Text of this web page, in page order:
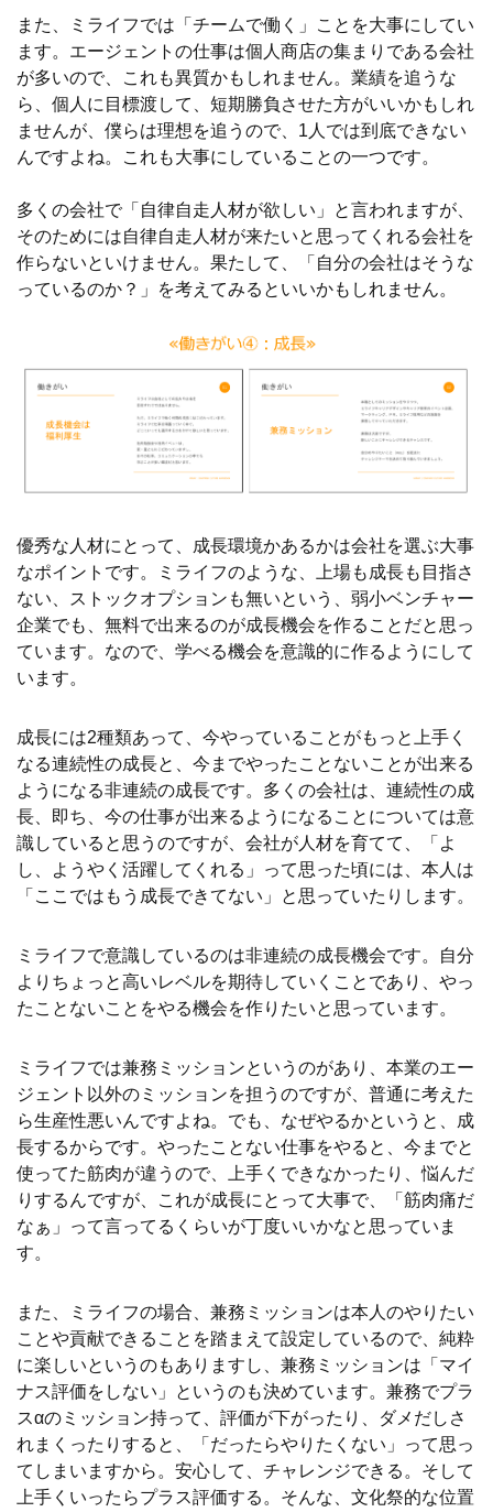
また、ミライフでは「チームで働く」ことを大事にしてい
ます。エージェントの仕事は個人商店の集まりである会社
が多いので、これも異質かもしれません。業績を追うな
ら、個人に目標渡して、短期勝負させた方がいいかもしれ
ませんが、僕らは理想を追うので、1人では到底できない
んですよね。これも大事にしていることの一つです。
多くの会社で「自律自走人材が欲しい」と言われますが、
そのためには自律自走人材が来たいと思ってくれる会社を
作らないといけません。果たして、「自分の会社はそうな
っているのか？」を考えてみるといいかもしれません。
優秀な人材にとって、成長環境かあるかは会社を選ぶ大事
なポイントです。ミライフのような、上場も成長も目指さ
ない、ストックオプションも無いという、弱小ベンチャー
企業でも、無料で出来るのが成長機会を作ることだと思っ
ています。なので、学べる機会を意識的に作るようにして
います。
成長には2種類あって、今やっていることがもっと上手く
なる連続性の成長と、今までやったことないことが出来る
ようになる非連続の成長です。多くの会社は、連続性の成
長、即ち、今の仕事が出来るようになることについては意
識していると思うのですが、会社が人材を育てて、「よ
し、ようやく活躍してくれる」って思った頃には、本人は
「ここではもう成長できてない」と思っていたりします。
ミライフで意識しているのは非連続の成長機会です。自分
よりちょっと高いレベルを期待していくことであり、やっ
たことないことをやる機会を作りたいと思っています。
ミライフでは兼務ミッションというのがあり、本業のエー
ジェント以外のミッションを担うのですが、普通に考えた
ら生産性悪いんですよね。でも、なぜやるかというと、成
長するからです。やったことない仕事をやると、今までと
使ってた筋肉が違うので、上手くできなかったり、悩んだ
りするんですが、これが成長にとって大事で、「筋肉痛だ
なぁ」って言ってるくらいが丁度いいかなと思っていま
す。
また、ミライフの場合、兼務ミッションは本人のやりたい
ことや貢献できることを踏まえて設定しているので、純粋
に楽しいというのもありますし、兼務ミッションは「マイ
ナス評価をしない」というのも決めています。兼務でプラ
スαのミッション持って、評価が下がったり、ダメだしさ
れまくったりすると、「だったらやりたくない」って思っ
てしまいますから。安心して、チャレンジできる。そして
上手くいったらプラス評価する。そんな、文化祭的な位置